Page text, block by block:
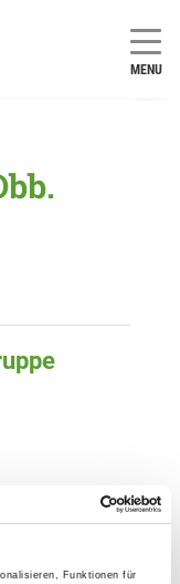
Funktionen für
MENU